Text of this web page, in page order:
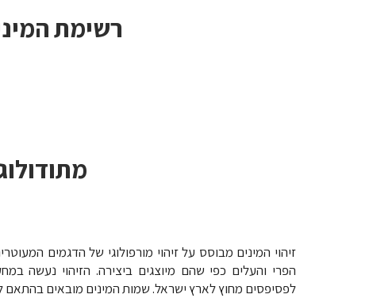
רשימת
זיהוי המינים מבוסס על זיהוי מורפולוגי של הדגמים
הפרי והעלים כפי שהם מיוצגים ביצירה. הזיהוי נעשה
לפסיפסים מחוץ לארץ ישראל. שמות המינים מובאים